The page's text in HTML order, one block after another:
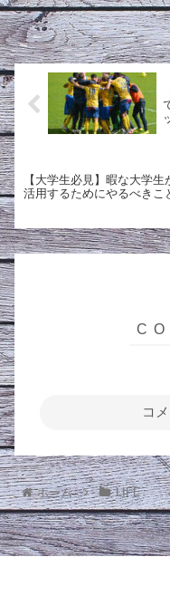
【大学生必見】暇な大学生
活用するためにやるべきこ
コ
ホーム LIFE